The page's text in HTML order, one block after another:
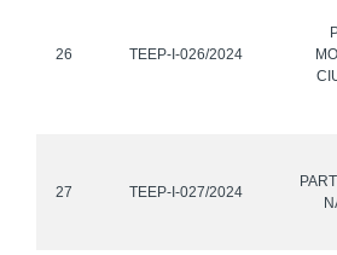
26 TEEP-I-026/2024
27 TEEP-I-027/2024